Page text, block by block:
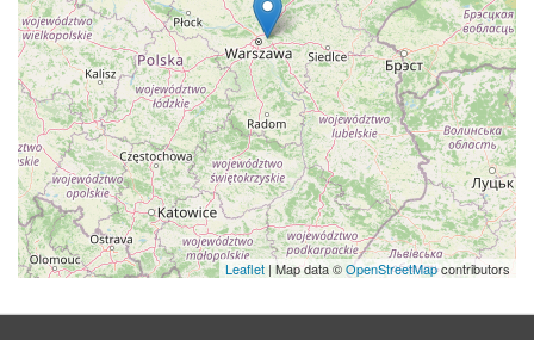
Leaflet | Map data ©OpenStreetMapcontributors